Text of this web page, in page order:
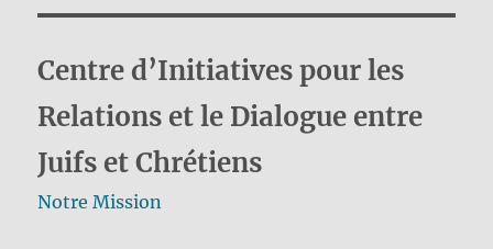
Centre d’Initiatives pour les
Relations et le Dialogue entre
Juifs et Chrétiens
Notre Mission